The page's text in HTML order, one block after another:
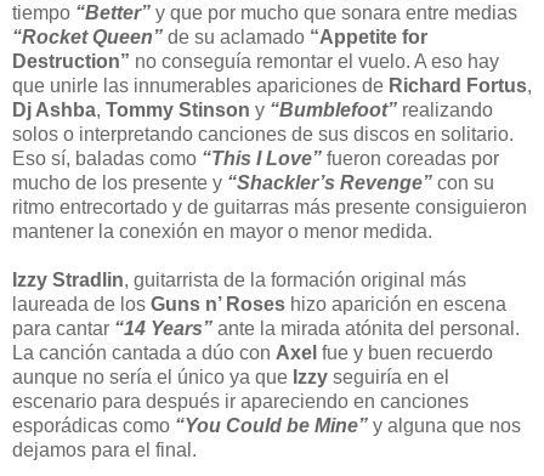
tiempo “Better” y que por mucho que sonara entre medias
“Rocket Queen” de su aclamado “Appetite for
Destruction” no conseguía remontar el vuelo. A eso hay
que unirle las innumerables apariciones de Richard Fortus,
Dj Ashba, Tommy Stinson y “Bumblefoot” realizando
solos o interpretando canciones de sus discos en solitario.
Eso sí, baladas como “This I Love” fueron coreadas por
mucho de los presente y “Shackler’s Revenge” con su
ritmo entrecortado y de guitarras más presente consiguieron
mantener la conexión en mayor o menor medida.
Izzy Stradlin, guitarrista de la formación original más
laureada de los Guns n’ Roses hizo aparición en escena
para cantar “14 Years” ante la mirada atónita del personal.
La canción cantada a dúo con Axel fue y buen recuerdo
aunque no sería el único ya que Izzy seguiría en el
escenario para después ir apareciendo en canciones
esporádicas como “You Could be Mine” y alguna que nos
dejamos para el final.